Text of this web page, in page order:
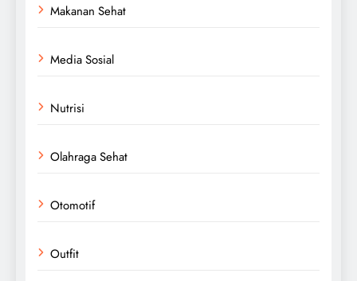
Makanan Sehat
Media Sosial
Nutrisi
Olahraga Sehat
Otomotif
Outfit